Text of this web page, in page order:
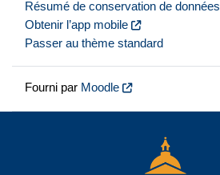
Résumé de conservation de données
Obtenir l’app mobile
Passer au thème standard
Fourni par Moodle